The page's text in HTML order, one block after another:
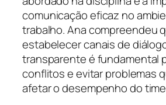
comunicação eficaz no
trabalho. Ana compreendeu
estabelecer canais de
transparente é fundamental
conflitos e evitar problemas
afetar o desempenho do